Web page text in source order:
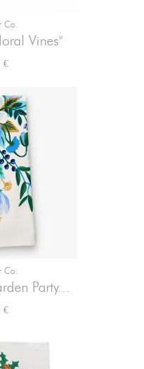
Co.
Vines"
€
Co.
Party...
€